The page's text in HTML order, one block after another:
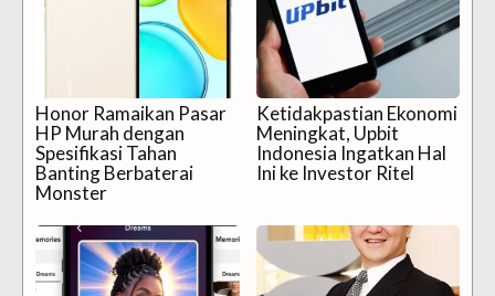
Honor Ramaikan Pasar
HP Murah dengan
Spesifikasi Tahan
Banting Berbaterai
Monster
Ketidakpastian Ekonomi
Meningkat, Upbit
Indonesia Ingatkan Hal
Ini ke Investor Ritel